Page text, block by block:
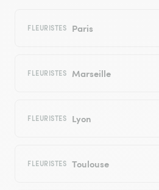
FLEURISTES Paris
FLEURISTES Marseille
FLEURISTES Lyon
FLEURISTES Toulouse